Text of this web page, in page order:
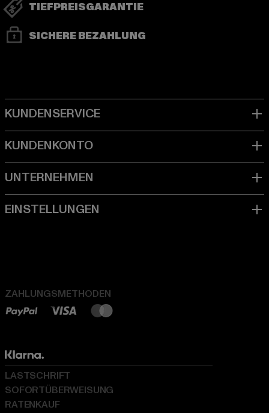
TIEFPREISGARANTIE
SICHERE BEZAHLUNG
ZAHLUNGSMETHODEN
LASTSCHRIFT
SOFORTÜBERWEISUNG
RATENKAUF